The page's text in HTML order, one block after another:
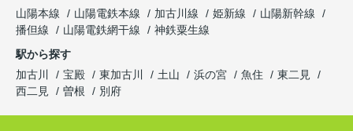
山陽本線
山陽電鉄本線 加古川線 姫新線
山陽新幹線
播但線
山陽電鉄網干線
神鉄粟生線
駅から探す
加古川
宝殿 東加古川 土山 浜の宮 魚住
東二見
西二見
曽根 別府